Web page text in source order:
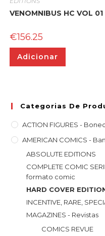
VENOMNIBUS HC VOL 01
€156.25
Adicionar
Categorias De
ACTION FIGURES -
AMERICAN COMICS -
ABSOLUTE EDITIONS
COMPLETE COMIC
formato comic
HARD COVER
INCENTIVE, RARE,
MAGAZINES - Revistas
COMICS REVUE